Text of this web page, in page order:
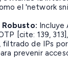
el 'network
[cite: 139,
de IPs
prevenir